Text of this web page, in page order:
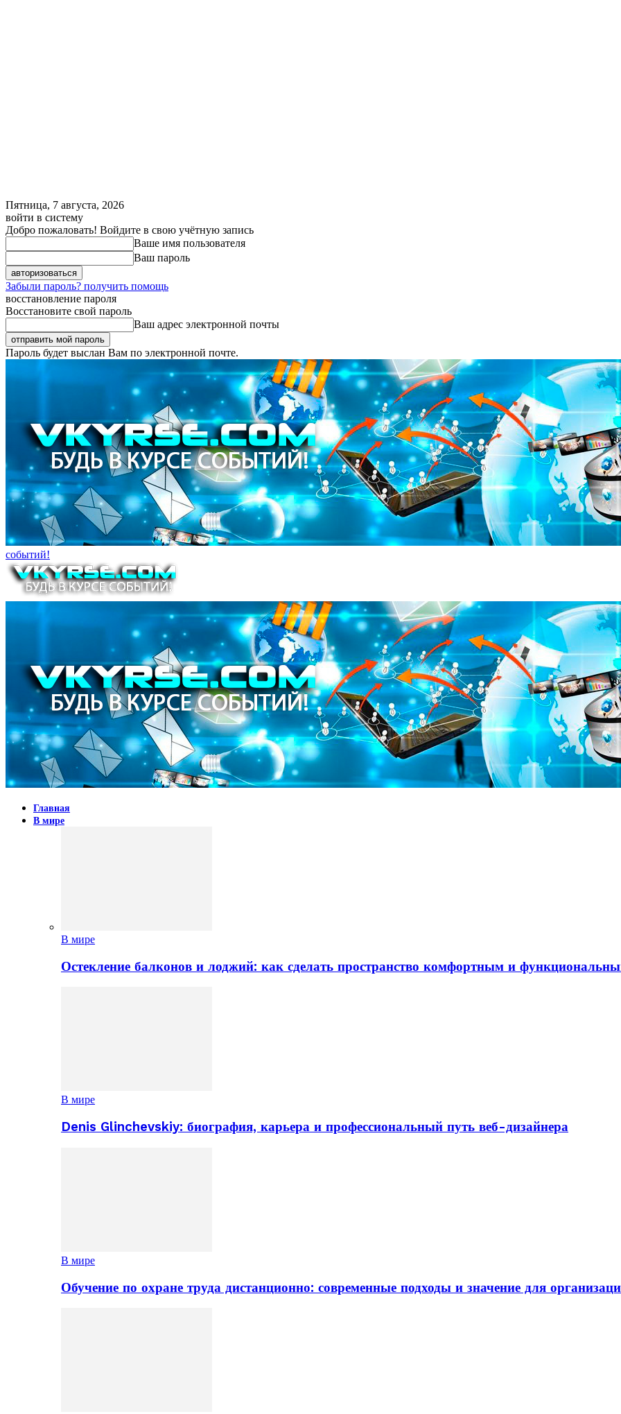
Пятница, 7 августа, 2026
войти в систему
Добро пожаловать! Войдите в свою учётную запись
Ваше имя пользователя
Ваш пароль
Забыли пароль? получить помощь
восстановление пароля
Восстановите свой пароль
Ваш адрес электронной почты
Пароль будет выслан Вам по электронной почте.
событий!
Главная
В мире
В мире
Остекление балконов и лоджий: как сделать пространство комфортным и
В мире
Denis Glinchevskiy: биография, карьера и профессиональный путь веб-дизайнера
В мире
Обучение по охране труда дистанционно: современные подходы и значение для